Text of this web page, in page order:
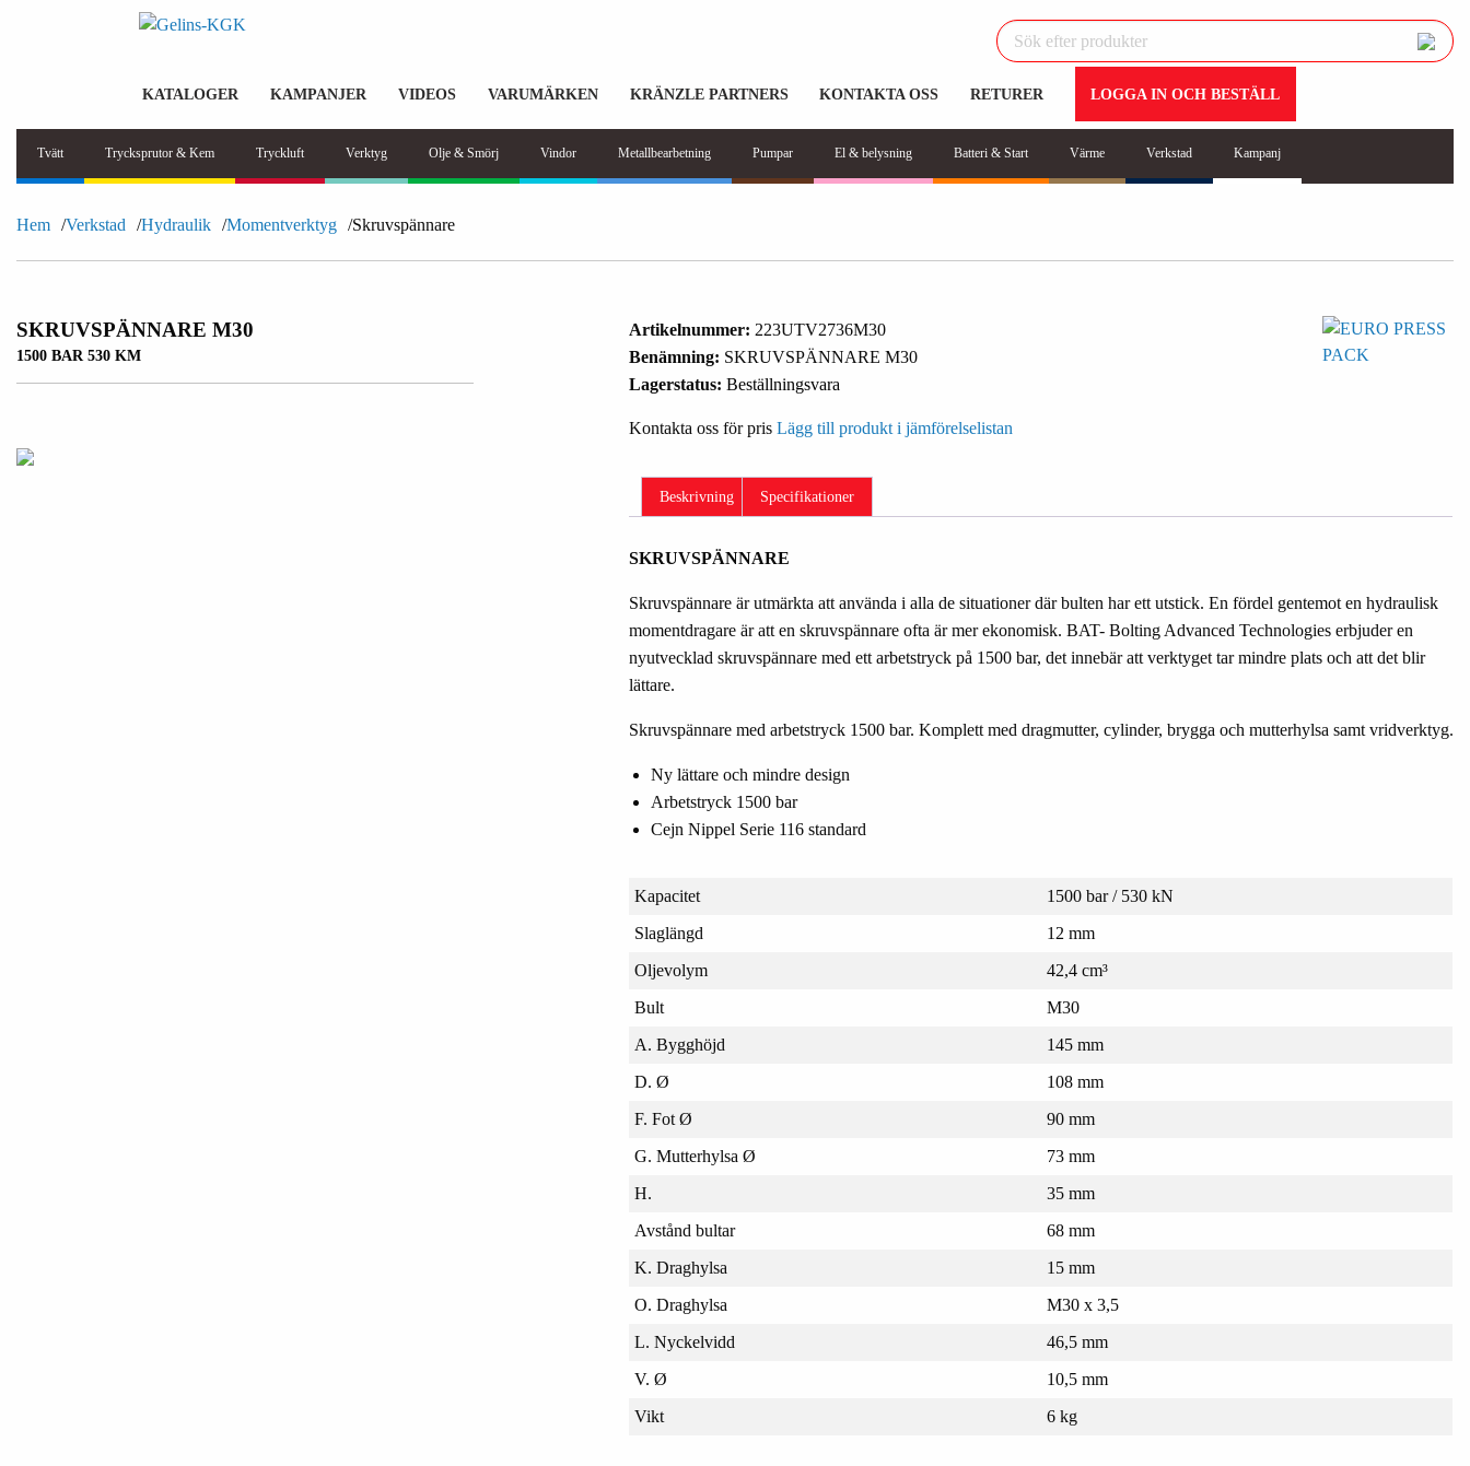
KATALOGER KAMPANJER VIDEOS VARUMÄRKEN KRÄNZLE PARTNERS KONTAKTA OSS RETURER LOGGA IN OCH BESTÄLL
Tvätt Trycksprutor & Kem Tryckluft Verktyg Olje & Smörj Vindor Metallbearbetning Pumpar El & belysning Batteri & Start Värme Verkstad Kampanj
Hem Verkstad Hydraulik Momentverktyg Skruvspännare
SKRUVSPÄNNARE M30
1500 BAR 530 KM
Artikelnummer: 223UTV2736M30
Benämning: SKRUVSPÄNNARE M30
Lagerstatus: Beställningsvara
Kontakta oss för pris Lägg till produkt i jämförelselistan
Beskrivning Specifikationer
SKRUVSPÄNNARE
Skruvspännare är utmärkta att använda i alla de situationer där bulten har ett utstick. En fördel gentemot en hydraulisk
momentdragare är att en skruvspännare ofta är mer ekonomisk. BAT- Bolting Advanced Technologies erbjuder en
nyutvecklad skruvspännare med ett arbetstryck på 1500 bar, det innebär att verktyget tar mindre plats och att det blir
lättare.
Skruvspännare med arbetstryck 1500 bar. Komplett med dragmutter, cylinder, brygga och mutterhylsa samt vridverktyg.
Ny lättare och mindre design
Arbetstryck 1500 bar
Cejn Nippel Serie 116 standard
Kapacitet
1500 bar / 530 kN
Slaglängd
12 mm
Oljevolym
42,4 cm³
Bult
M30
A. Bygghöjd
145 mm
D. Ø
108 mm
F. Fot Ø
90 mm
G. Mutterhylsa Ø
73 mm
H.
35 mm
Avstånd bultar
68 mm
K. Draghylsa
15 mm
O. Draghylsa
M30 x 3,5
L. Nyckelvidd
46,5 mm
V. Ø
10,5 mm
Vikt
6 kg